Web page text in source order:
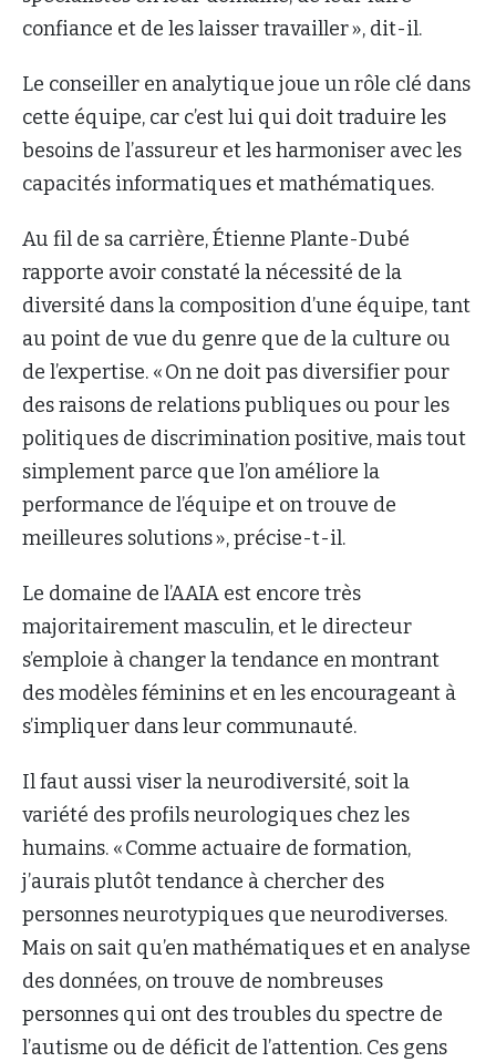
confiance et de les laisser travailler », dit-il.
Le conseiller en analytique joue un rôle clé dans
cette équipe, car c’est lui qui doit traduire les
besoins de l’assureur et les harmoniser avec les
capacités informatiques et mathématiques.
Au fil de sa carrière, Étienne Plante-Dubé
rapporte avoir constaté la nécessité de la
diversité dans la composition d’une équipe, tant
au point de vue du genre que de la culture ou
de l’expertise. « On ne doit pas diversifier pour
des raisons de relations publiques ou pour les
politiques de discrimination positive, mais tout
simplement parce que l’on améliore la
performance de l’équipe et on trouve de
meilleures solutions », précise-t-il.
Le domaine de l’AAIA est encore très
majoritairement masculin, et le directeur
s’emploie à changer la tendance en montrant
des modèles féminins et en les encourageant à
s’impliquer dans leur communauté.
Il faut aussi viser la neurodiversité, soit la
variété des profils neurologiques chez les
humains. « Comme actuaire de formation,
j’aurais plutôt tendance à chercher des
personnes neurotypiques que neurodiverses.
Mais on sait qu’en mathématiques et en analyse
des données, on trouve de nombreuses
personnes qui ont des troubles du spectre de
l’autisme ou de déficit de l’attention. Ces gens